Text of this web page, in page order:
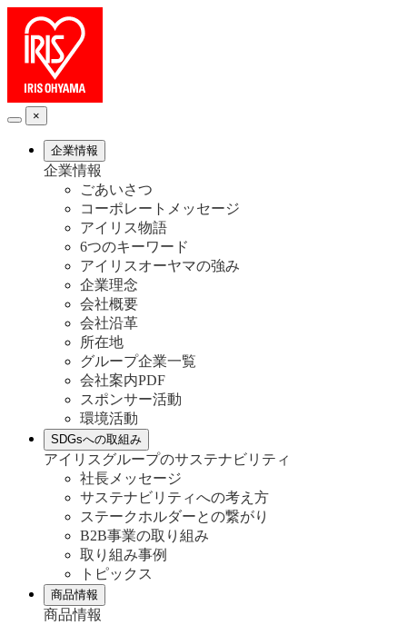
×
企業情報
企業情報
ごあいさつ
コーポレートメッセージ
アイリス物語
6つのキーワード
アイリスオーヤマの強み
企業理念
会社概要
会社沿革
所在地
グループ企業一覧
会社案内PDF
スポンサー活動
環境活動
SDGsへの取組み
アイリスグループのサステナビリティ
社長メッセージ
サステナビリティへの考え方
ステークホルダーとの繋がり
B2B事業の取り組み
取り組み事例
トピックス
商品情報
商品情報